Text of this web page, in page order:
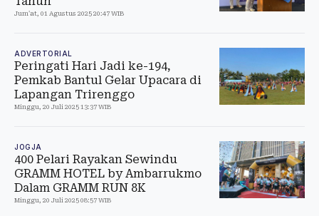
Jum'at, 01 Agustus 2025 20:47 WIB
ADVERTORIAL
Peringati Hari Jadi ke-194,
Pemkab Bantul Gelar Upacara di
Lapangan Trirenggo
Minggu, 20 Juli 2025 13:37 WIB
JOGJA
400 Pelari Rayakan Sewindu
GRAMM HOTEL by Ambarrukmo
Dalam GRAMM RUN 8K
Minggu, 20 Juli 2025 08:57 WIB